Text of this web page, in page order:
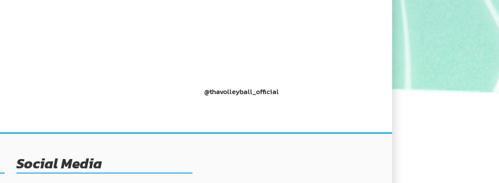
@thavolleyball_official
Social Media